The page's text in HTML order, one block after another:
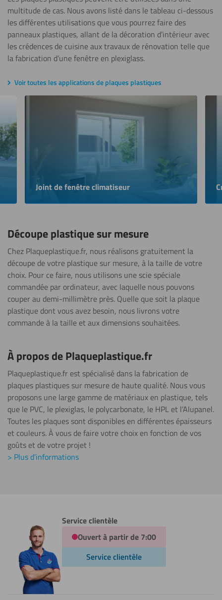
multitude de cas. Nous avons listé dans le tableau ci-dessous
les différentes utilisations que vous pourrez faire des
panneaux plastiques, allant de la décoration d’intérieur avec
les crédences de cuisine aux travaux de rénovation telle que
la fabrication d’une fenêtre en plexiglass.
Voir toutes les applications de plaques plastiques
Joint de fenêtre climatiseur
Découpe plastique sur mesure
Chez Plaqueplastique.fr, nous réalisons gratuitement la
découpe de votre plastique sur mesure, à la taille de votre
choix. Pour ce faire, nous utilisons une scie spéciale
commandée par ordinateur, avec laquelle nous pouvons
couper au demi-millimètre près. Quelle que soit la plaque
plastique dont vous avez besoin, nous livrons votre
commande à la taille et aux dimensions souhaitées.
À propos de Plaqueplastique.fr
Plaqueplastique.fr est spécialisé dans la fabrication de
plaques plastiques sur mesure de haute qualité. Nous vous
proposons une large gamme de matériaux en plastique, tels
que le PVC, le plexiglas, le polycarbonate, le HPL et l’Alupanel.
Toutes les plaques sont disponibles en différentes épaisseurs
et couleurs. À vous de faire votre choix en fonction de vos
goûts et de votre projet !
> Plus d’informations
Service clientèle
Ouvert à partir de 7:00
Service clientèle